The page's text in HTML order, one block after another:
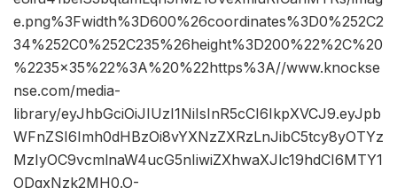
e.png%3Fwidth%3D600%26coordinates%3D0%252C2
34%252C0%252C235%26height%3D200%22%2C%20
%2235×35%22%3A%20%22https%3A//www.knockse
nse.com/media-
library/eyJhbGciOiJIUzI1NiIsInR5cCI6IkpXVCJ9.eyJpb
WFnZSI6Imh0dHBzOi8vYXNzZXRzLnJibC5tcy8yOTYz
MzIyOC9vcmlnaW4ucG5nIiwiZXhwaXJlc19hdCI6MTY1
ODgxNzk2MH0.O-